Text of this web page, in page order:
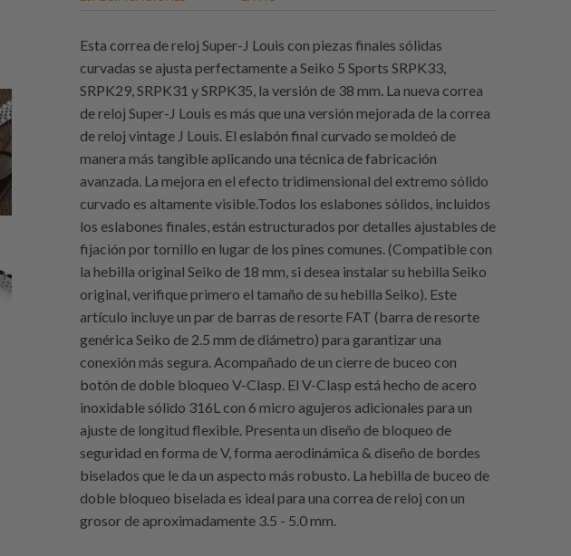
Esta correa de reloj Super-J Louis con piezas finales sólidas
curvadas se ajusta perfectamente a Seiko 5 Sports SRPK33,
SRPK29, SRPK31 y SRPK35, la versión de 38 mm. La nueva correa
de reloj Super-J Louis es más que una versión mejorada de la correa
de reloj vintage J Louis. El eslabón final curvado se moldeó de
manera más tangible aplicando una técnica de fabricación
avanzada. La mejora en el efecto tridimensional del extremo sólido
curvado es altamente visible.Todos los eslabones sólidos, incluidos
los eslabones finales, están estructurados por detalles ajustables de
fijación por tornillo en lugar de los pines comunes. (Compatible con
la hebilla original Seiko de 18 mm, si desea instalar su hebilla Seiko
original, verifique primero el tamaño de su hebilla Seiko). Este
artículo incluye un par de barras de resorte FAT (barra de resorte
genérica Seiko de 2.5 mm de diámetro) para garantizar una
conexión más segura. Acompañado de un cierre de buceo con
botón de doble bloqueo V-Clasp. El V-Clasp está hecho de acero
inoxidable sólido 316L con 6 micro agujeros adicionales para un
ajuste de longitud flexible. Presenta un diseño de bloqueo de
seguridad en forma de V, forma aerodinámica & diseño de bordes
biselados que le da un aspecto más robusto. La hebilla de buceo de
doble bloqueo biselada es ideal para una correa de reloj con un
grosor de aproximadamente 3.5 - 5.0 mm.